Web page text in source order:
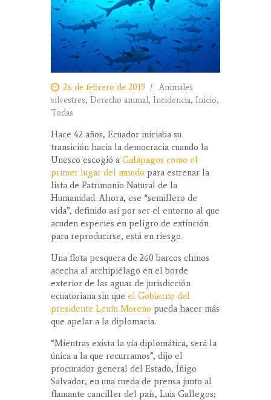
26 de febrero de 2019
Animales
silvestres, Derecho animal, Incidencia, Inicio,
Todas
Hace 42 años, Ecuador iniciaba su
transición hacia la democracia cuando la
Unesco escogió a Galápagos como el
primer lugar del mundo para estrenar la
lista de Patrimonio Natural de la
Humanidad. Ahora, ese “semillero de
vida”, definido así por ser el entorno al que
acuden especies en peligro de extinción
para reproducirse, está en riesgo.
Una flota pesquera de 260 barcos chinos
acecha al archipiélago en el borde
exterior de las aguas de jurisdicción
ecuatoriana sin que el Gobierno del
presidente Lenín Moreno pueda hacer más
que apelar a la diplomacia.
“Mientras exista la vía diplomática, será la
única a la que recurramos”, dijo el
procurador general del Estado, Íñigo
Salvador, en una rueda de prensa junto al
flamante canciller del país, Luis Gallegos;